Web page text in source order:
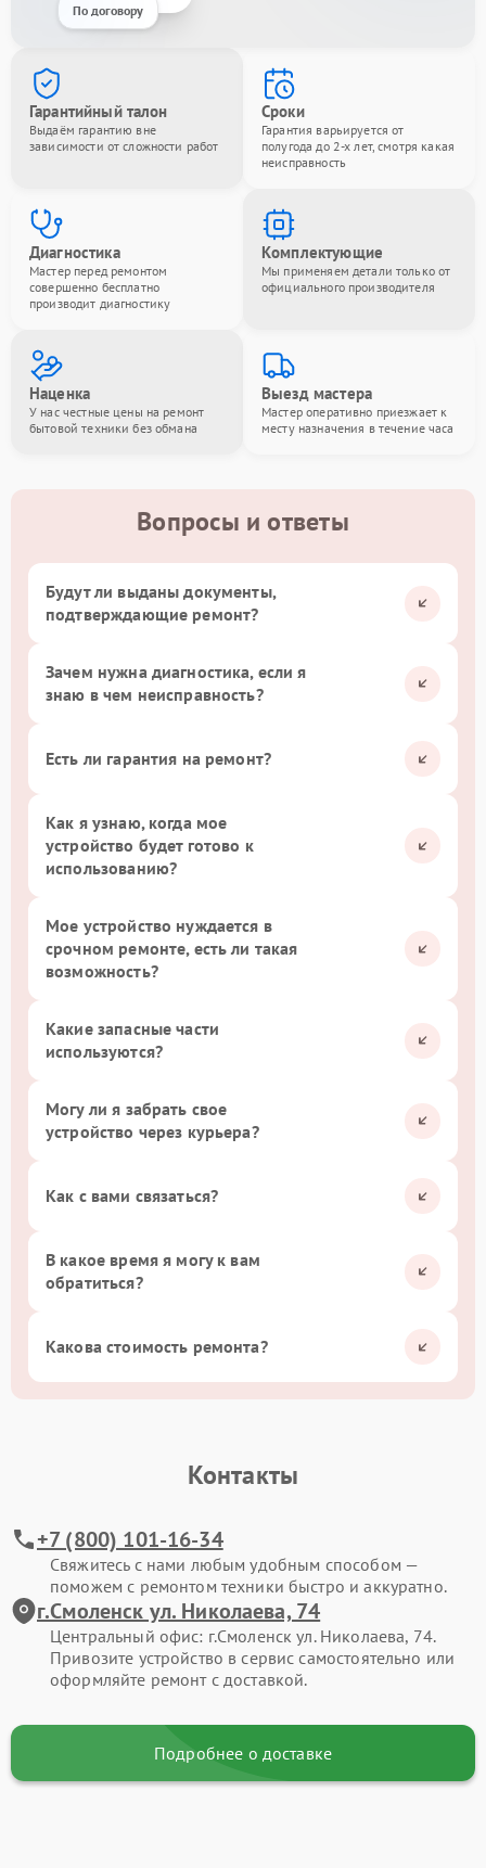
По договору
Гарантийный талон
Выдаём гарантию вне
зависимости от сложности работ
Сроки
Гарантия варьируется от
полугода до 2-х лет, смотря какая
неисправность
Диагностика
Мастер перед ремонтом
совершенно бесплатно
производит диагностику
Комплектующие
Мы применяем детали только от
официального производителя
Наценка
У нас честные цены на ремонт
бытовой техники без обмана
Выезд мастера
Мастер оперативно приезжает к
месту назначения в течение часа
Вопросы и ответы
Будут ли выданы документы,
подтверждающие ремонт?
Зачем нужна диагностика, если я
знаю в чем неисправность?
Есть ли гарантия на ремонт?
Как я узнаю, когда мое
устройство будет готово к
использованию?
Мое устройство нуждается в
срочном ремонте, есть ли такая
возможность?
Какие запасные части
используются?
Могу ли я забрать свое
устройство через курьера?
Как с вами связаться?
В какое время я могу к вам
обратиться?
Какова стоимость ремонта?
Контакты
+7 (800) 101-16-34
Свяжитесь с нами любым удобным способом —
поможем с ремонтом техники быстро и аккуратно.
г.Смоленск ул. Николаева, 74
Центральный офис: г.Смоленск ул. Николаева, 74.
Привозите устройство в сервис самостоятельно или
оформляйте ремонт с доставкой.
Подробнее о доставке